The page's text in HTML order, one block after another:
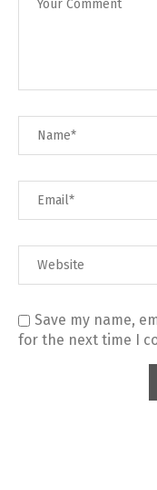
Save my name,
for the next time I